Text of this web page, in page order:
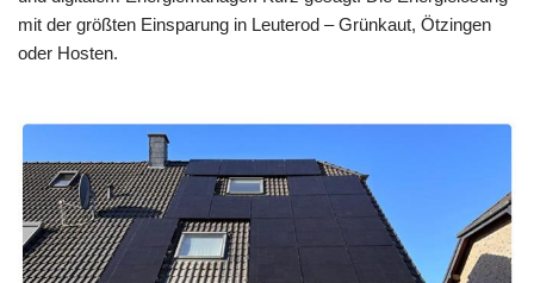
mit der größten Einsparung in Leuterod – Grünkaut, Ötzingen
oder Hosten.